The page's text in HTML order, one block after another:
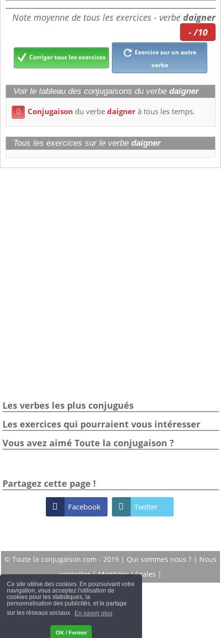
Ce site utilise des cookies. En poursuivant votre
navigation, vous acceptez l'utilisation de
cookies pour les statistiques, la
personnalisation des publicités, et le partage
sur les réseaux sociaux. En savoir plus
OK / Fermer
Note moyenne de tous les exercices - verbe daigner
- /10
Corriger tous les exercices
Exercice sur un autre
verbe
Voir le tableau des conjugaisons du verbe daigner
 Conjugaison du verbedaignerà tous les temps.
Tous les exercices sur le verbe daigner
Les verbes les plus conjugués
Les exercices qui pourraient vous intéresser
Vous avez aimé Toute la conjugaison ?
Partagez cette page !
 Facebook  Twitter
© Toute la conjugaison.com - 2019 | Qui sommes nous ? | Nous
contacter|Mentions Légales |